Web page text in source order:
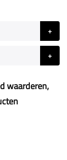
waarderen,